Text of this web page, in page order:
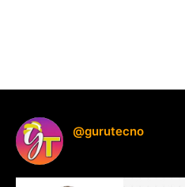
@gurutecno